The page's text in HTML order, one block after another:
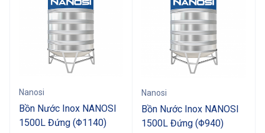
Nanosi
Bồn Nước Inox NANOSI
1500L Đứng (Φ1140)
Nanosi
Bồn Nước Inox NANOSI
1500L Đứng (Φ940)